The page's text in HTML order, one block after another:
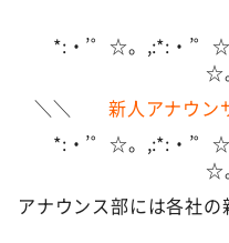
*:・’゜☆。,:*:・’゜☆
☆
＼＼ 新人アナウン
*:・’゜☆。,:*:・’゜☆
☆
アナウンス部には各社の